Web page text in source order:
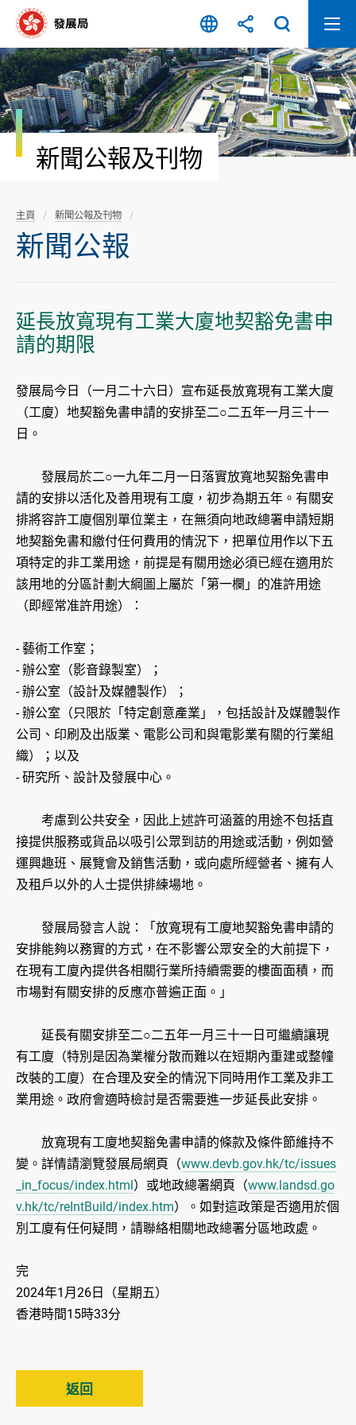
容
開
始
新聞公報及刊物
主頁 新聞公報及刊物
新聞公報
延長放寬現有工業大廈地契豁免書申
請的期限
發展局今日（一月二十六日）宣布延長放寬現有工業大廈
（工廈）地契豁免書申請的安排至二○二五年一月三十一
日。
發展局於二○一九年二月一日落實放寬地契豁免書申
請的安排以活化及善用現有工廈，初步為期五年。有關安
排將容許工廈個別單位業主，在無須向地政總署申請短期
地契豁免書和繳付任何費用的情況下，把單位用作以下五
項特定的非工業用途，前提是有關用途必須已經在適用於
該用地的分區計劃大綱圖上屬於「第一欄」的准許用途
（即經常准許用途）：
- 藝術工作室；
- 辦公室（影音錄製室）；
- 辦公室（設計及媒體製作）；
- 辦公室（只限於「特定創意產業」，包括設計及媒體製作
公司、印刷及出版業、電影公司和與電影業有關的行業組
織）；以及
- 研究所、設計及發展中心。
考慮到公共安全，因此上述許可涵蓋的用途不包括直
接提供服務或貨品以吸引公眾到訪的用途或活動，例如營
運興趣班、展覽會及銷售活動，或向處所經營者、擁有人
及租戶以外的人士提供排練場地。
發展局發言人說：「放寬現有工廈地契豁免書申請的
安排能夠以務實的方式，在不影響公眾安全的大前提下，
在現有工廈內提供各相關行業所持續需要的樓面面積，而
市場對有關安排的反應亦普遍正面。」
延長有關安排至二○二五年一月三十一日可繼續讓現
有工廈（特別是因為業權分散而難以在短期內重建或整幢
改裝的工廈）在合理及安全的情況下同時用作工業及非工
業用途。政府會適時檢討是否需要進一步延長此安排。
放寬現有工廈地契豁免書申請的條款及條件節維持不
變。詳情請瀏覽發展局網頁（www.devb.gov.hk/tc/issues
_in_focus/index.html）或地政總署網頁（www.landsd.go
v.hk/tc/reIntBuild/index.htm）。如對這政策是否適用於個
別工廈有任何疑問，請聯絡相關地政總署分區地政處。
完
2024年1月26日（星期五）
香港時間15時33分
返回